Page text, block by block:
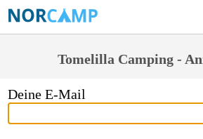
Tomelilla Camping -
Deine E-Mail